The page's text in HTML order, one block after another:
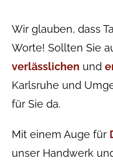
Wir glauben, dass
Worte! Sollten Sie
verlässlichen und
Karlsruhe und
für Sie da.
Mit einem Auge für
unser Handwerk